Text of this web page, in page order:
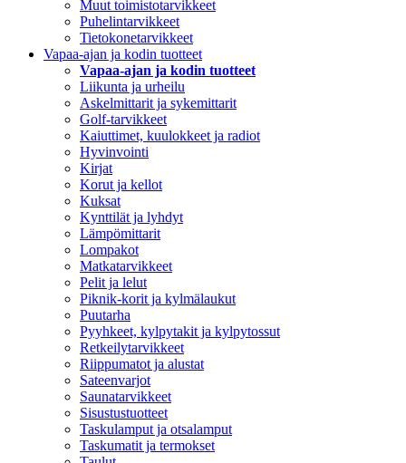
Muut toimistotarvikkeet
Puhelintarvikkeet
Tietokonetarvikkeet
Vapaa-ajan ja kodin tuotteet
Vapaa-ajan ja kodin tuotteet
Liikunta ja urheilu
Askelmittarit ja sykemittarit
Golf-tarvikkeet
Kaiuttimet, kuulokkeet ja radiot
Hyvinvointi
Kirjat
Korut ja kellot
Kuksat
Kynttilät ja lyhdyt
Lämpömittarit
Lompakot
Matkatarvikkeet
Pelit ja lelut
Piknik-korit ja kylmälaukut
Puutarha
Pyyhkeet, kylpytakit ja kylpytossut
Retkeilytarvikkeet
Riippumatot ja alustat
Sateenvarjot
Saunatarvikkeet
Sisustustuotteet
Taskulamput ja otsalamput
Taskumatit ja termokset